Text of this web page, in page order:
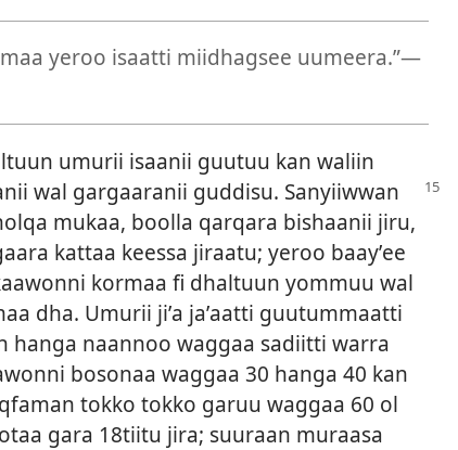
yeroo isaatti miidhagsee uumeera.”—
umurii isaanii guutuu kan waliin
wal gargaaranii guddisu. Sanyiiwwan
mukaa, boolla qarqara bishaanii jiru,
kattaa keessa jiraatu; yeroo baayʼee
kormaa fi dhaltuun yommuu wal
dha. Umurii jiʼa jaʼaatti guutummaatti
hanga naannoo waggaa sadiitti warra
bosonaa waggaa 30 hanga 40 kan
tokko tokko garuu waggaa 60 ol
gara 18tiitu jira; suuraan muraasa